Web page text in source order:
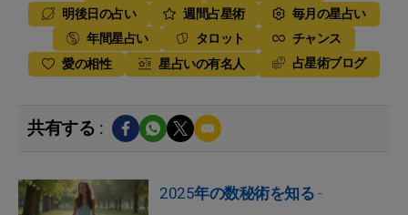
明後日の占い
週間占星術
毎月の星占い
年間星占い
タロット
チャンス
愛の相性
星占いの有名人 占星術ブログ
共有する :
2025年の数秘術を知る-